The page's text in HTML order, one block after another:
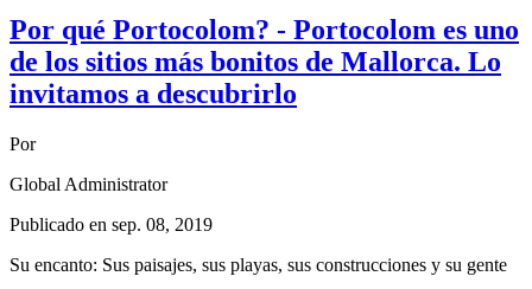
Por qué Portocolom? - Portocolom es uno
de los sitios más bonitos de Mallorca. Lo
invitamos a descubrirlo
Por
Global Administrator
Publicado en sep. 08, 2019
Su encanto: Sus paisajes, sus playas, sus construcciones y su gente